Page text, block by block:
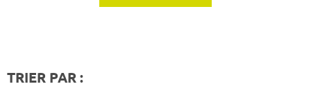
TRIER PAR :